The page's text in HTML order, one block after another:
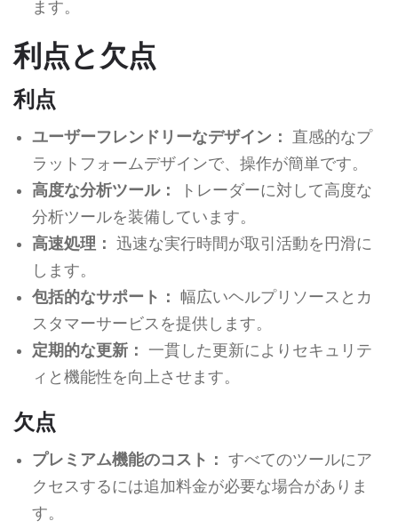
ます。
利点と欠点
利点
ユーザーフレンドリーなデザイン：
直感的なプ
ラットフォームデザインで、操作が簡単です。
高度な分析ツール：
トレーダーに対して高度な
分析ツールを装備しています。
高速処理： 迅速な実行時間が取引活動を円滑に
します。
包括的なサポート： 幅広いヘルプリソースとカ
スタマーサービスを提供します。
定期的な更新：
一貫した更新によりセキュリテ
ィと機能性を向上させます。
欠点
プレミアム機能のコスト： すべてのツールにア
クセスするには追加料金が必要な場合がありま
す。